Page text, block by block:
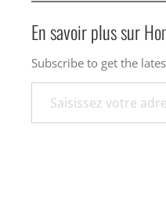
En savoir plus sur
Subscribe to get the
Saisissez votre adresse e-mail…